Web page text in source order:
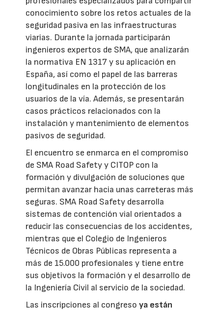
conocimiento sobre los retos actuales de la
seguridad pasiva en las infraestructuras
viarias. Durante la jornada participarán
ingenieros expertos de SMA, que analizarán
la normativa EN 1317 y su aplicación en
España, así como el papel de las barreras
longitudinales en la protección de los
usuarios de la vía. Además, se presentarán
casos prácticos relacionados con la
instalación y mantenimiento de elementos
pasivos de seguridad.
El encuentro se enmarca en el compromiso
de SMA Road Safety y CITOP con la
formación y divulgación de soluciones que
permitan avanzar hacia unas carreteras más
seguras. SMA Road Safety desarrolla
sistemas de contención vial orientados a
reducir las consecuencias de los accidentes,
mientras que el Colegio de Ingenieros
Técnicos de Obras Públicas representa a
más de 15.000 profesionales y tiene entre
sus objetivos la formación y el desarrollo de
la Ingeniería Civil al servicio de la sociedad.
Las inscripciones al congresoya están